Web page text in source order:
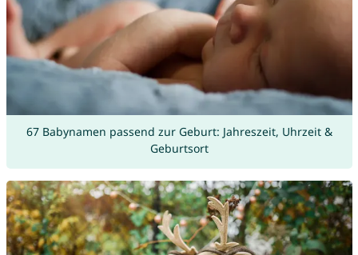
67 Babynamen passend zur Geburt: Jahreszeit, Uhrzeit &
Geburtsort